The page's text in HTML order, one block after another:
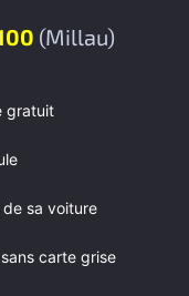
(Millau)
gratuit
sa voiture
carte grise